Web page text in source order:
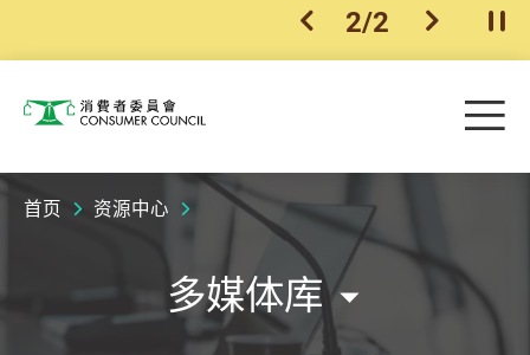
上一个
2/2 下一个开
消费者委员会 目
首页 资源中心
多媒体库